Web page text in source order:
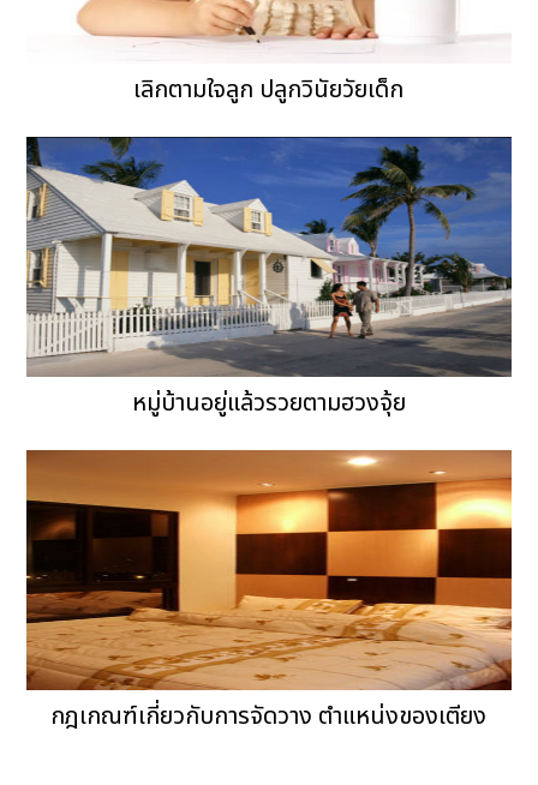
เลิกตามใจลูก ปลูกวินัยวัยเด็ก
หมู่บ้านอยู่แล้วรวยตามฮวงจุ้ย
กฎเกณฑ์เกี่ยวกับการจัดวาง ตำแหน่งของเตียง